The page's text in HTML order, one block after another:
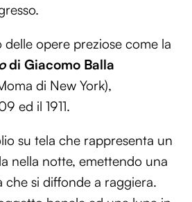
opere preziose come la
di Giacomo Balla
di New York),
ed il 1911.
su tela che rappresenta un
nella notte, emettendo una
che si diffonde a raggiera.